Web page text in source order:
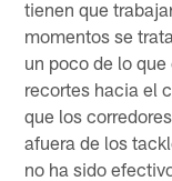
tienen que
momentos se
un poco de lo
recortes hacia el
que los
afuera de los
no ha sido